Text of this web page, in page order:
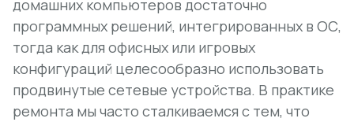
домашних компьютеров достаточно
программных решений, интегрированных в ОС,
тогда как для офисных или игровых
конфигураций целесообразно использовать
продвинутые сетевые устройства. В практике
ремонта мы часто сталкиваемся с тем, что